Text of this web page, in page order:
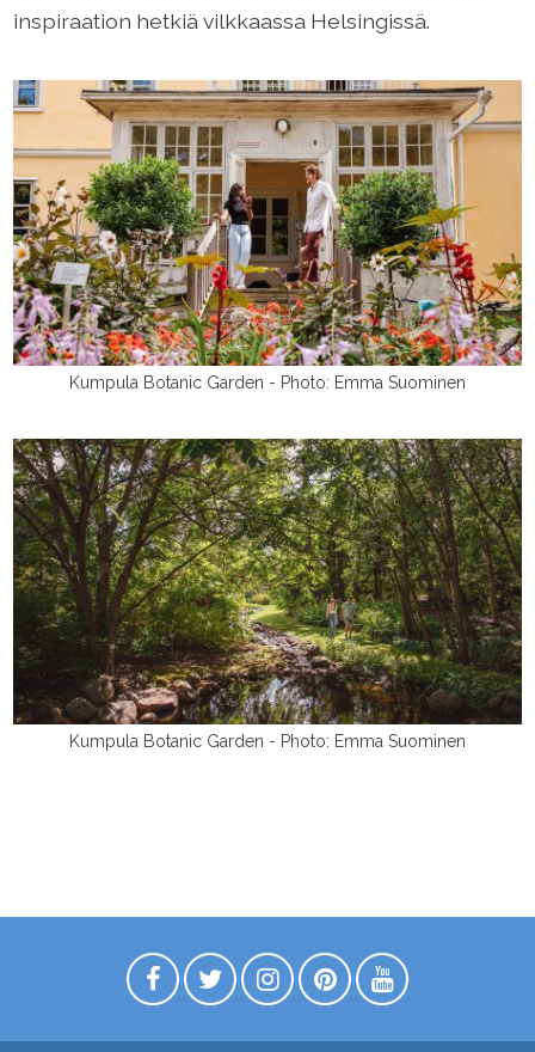
inspiraation hetkiä vilkkaassa Helsingissä.
Kumpula Botanic Garden - Photo: Emma Suominen
Kumpula Botanic Garden - Photo: Emma Suominen